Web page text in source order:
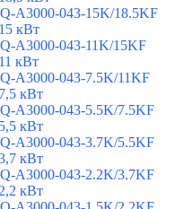
A3000-043-15K/18.5KF
кВт
A3000-043-11K/15KF
кВт
A3000-043-7.5K/11KF
кВт
A3000-043-5.5K/7.5KF
кВт
A3000-043-3.7K/5.5KF
кВт
A3000-043-2.2K/3.7KF
кВт